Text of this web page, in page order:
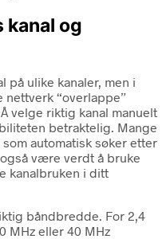
kanal og
på ulike kanaler, men i
nettverk “overlappe”
velge riktig kanal manuelt
betraktelig. Mange
automatisk søker etter
være verdt å bruke
kanalbruken i ditt
båndbredde. For 2,4
MHz eller 40 MHz